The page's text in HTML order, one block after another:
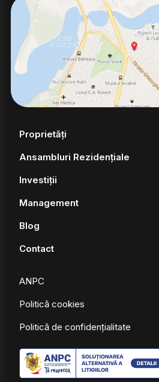
Proprietăți
Ansambluri Rezidențiale
Investiții
Management
Blog
Contact
ANPC
Politică cookies
Politică de confidențialitate